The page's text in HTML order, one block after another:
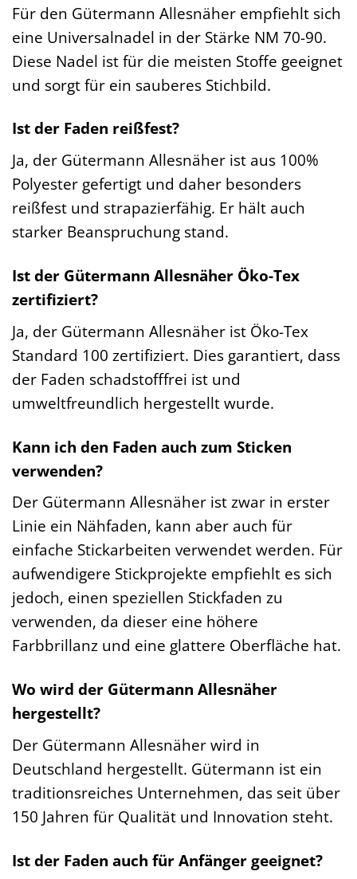
Für den Gütermann Allesnäher empfiehlt sich
eine Universalnadel in der Stärke NM 70-90.
Diese Nadel ist für die meisten Stoffe geeignet
und sorgt für ein sauberes Stichbild.
Ist der Faden reißfest?
Ja, der Gütermann Allesnäher ist aus 100%
Polyester gefertigt und daher besonders
reißfest und strapazierfähig. Er hält auch
starker Beanspruchung stand.
Ist der Gütermann Allesnäher Öko-Tex
zertifiziert?
Ja, der Gütermann Allesnäher ist Öko-Tex
Standard 100 zertifiziert. Dies garantiert, dass
der Faden schadstofffrei ist und
umweltfreundlich hergestellt wurde.
Kann ich den Faden auch zum Sticken
verwenden?
Der Gütermann Allesnäher ist zwar in erster
Linie ein Nähfaden, kann aber auch für
einfache Stickarbeiten verwendet werden. Für
aufwendigere Stickprojekte empfiehlt es sich
jedoch, einen speziellen Stickfaden zu
verwenden, da dieser eine höhere
Farbbrillanz und eine glattere Oberfläche hat.
Wo wird der Gütermann Allesnäher
hergestellt?
Der Gütermann Allesnäher wird in
Deutschland hergestellt. Gütermann ist ein
traditionsreiches Unternehmen, das seit über
150 Jahren für Qualität und Innovation steht.
Ist der Faden auch für Anfänger geeignet?